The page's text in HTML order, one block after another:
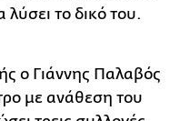
το δικό του.
ο Γιάννης Παλαβός
με ανάθεση του